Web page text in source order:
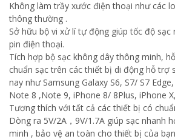
Không làm trầy xước điện thoại như các
thông thường .
Sở hữu bộ vi xử lí tự động giúp tốc độ sạc
pin điện thoại.
Tích hợp bộ sạc không dây thông minh,
chuẩn sạc trên các thiết bị di động hỗ trợ
nay như Samsung Galaxy S6, S7/ S7
Note 8 ,Note 9, iPhone 8/ 8Plus, iPhone
Tương thích với tất cả các thiết bị có
Dòng ra 5V/2A，9V/1.7A giúp sạc nhanh
minh , bảo vệ an toàn cho thiết bị của